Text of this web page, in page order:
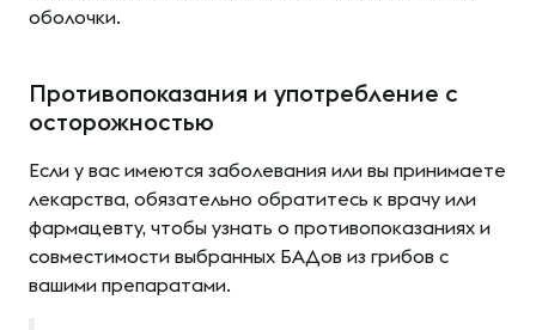
оболочки.
Противопоказания и употребление с
осторожностью
Если у вас имеются заболевания или вы принимаете
лекарства, обязательно обратитесь к врачу или
фармацевту, чтобы узнать о противопоказаниях и
совместимости выбранных БАДов из грибов с
вашими препаратами.